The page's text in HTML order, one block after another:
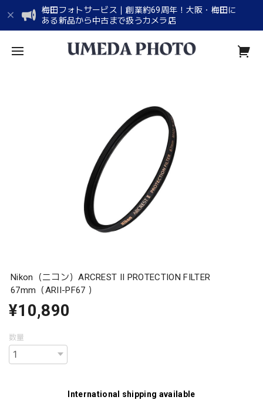
梅田フォトサービス｜創業約69周年！大阪・梅田に
ある新品から中古まで扱うカメラ店
Nikon（ニコン）ARCREST II PROTECTION FILTER
67mm（ARII-PF67 ）
¥10,890
数量
International shipping available